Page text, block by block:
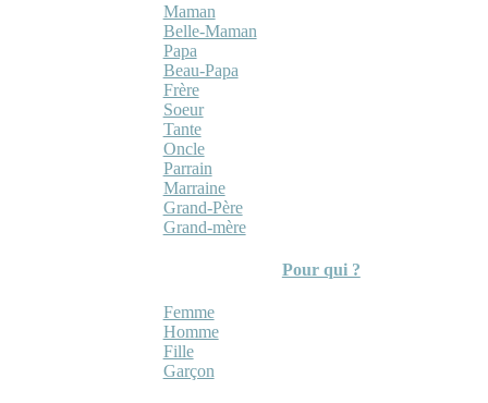
Maman
Belle-Maman
Papa
Beau-Papa
Frère
Soeur
Tante
Oncle
Parrain
Marraine
Grand-Père
Grand-mère
Pour qui ?
Femme
Homme
Fille
Garçon